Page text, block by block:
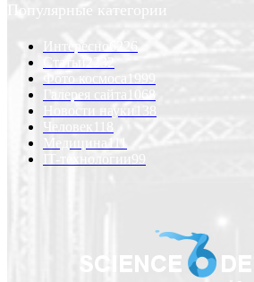
Популярные категории
Интересно
6226
Статьи
Фото космоса
1999
Галерея сайта
1068
Новости науки
Человек
118
Медицина
IT-технологии99